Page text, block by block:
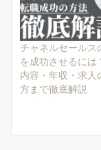
チャネルセールス
を成功させるには
内容・年収・求人
方まで徹底解説